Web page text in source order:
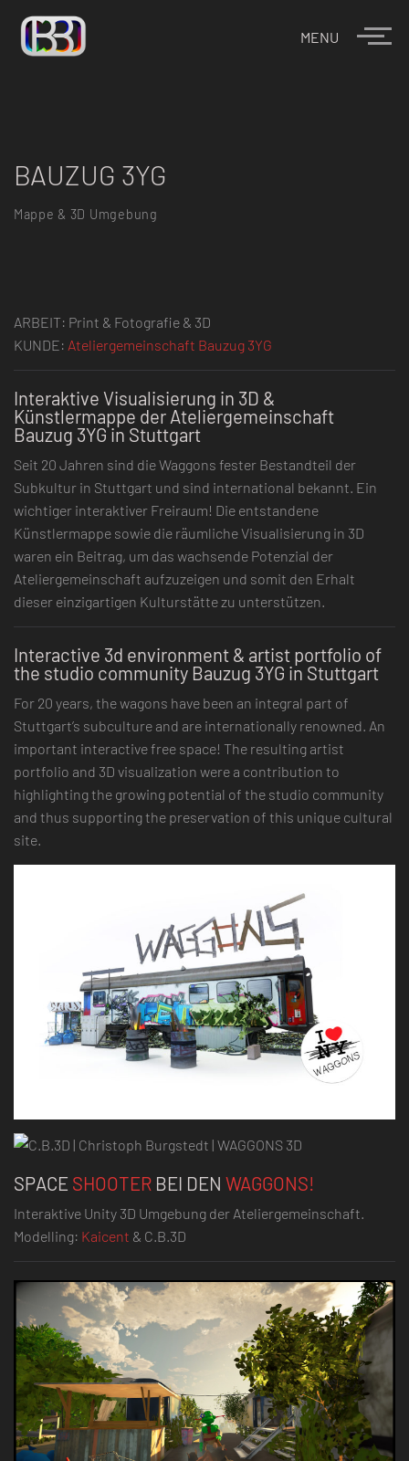
MENU
BAUZUG 3YG
Mappe & 3D Umgebung
ARBEIT: Print & Fotografie & 3D
KUNDE: Ateliergemeinschaft Bauzug 3YG
Interaktive Visualisierung in 3D &
Künstlermappe der Ateliergemeinschaft
Bauzug 3YG in Stuttgart
Seit 20 Jahren sind die Waggons fester Bestandteil der
Subkultur in Stuttgart und sind international bekannt. Ein
wichtiger interaktiver Freiraum! Die entstandene
Künstlermappe sowie die räumliche Visualisierung in 3D
waren ein Beitrag, um das wachsende Potenzial der
Ateliergemeinschaft aufzuzeigen und somit den Erhalt
dieser einzigartigen Kulturstätte zu unterstützen.
Interactive 3d environment & artist portfolio of
the studio community Bauzug 3YG in Stuttgart
For 20 years, the wagons have been an integral part of
Stuttgart’s subculture and are internationally renowned. An
important interactive free space! The resulting artist
portfolio and 3D visualization were a contribution to
highlighting the growing potential of the studio community
and thus supporting the preservation of this unique cultural
site.
SPACE SHOOTER BEI DEN WAGGONS!
Interaktive Unity 3D Umgebung der Ateliergemeinschaft.
Modelling: Kaicent & C.B.3D